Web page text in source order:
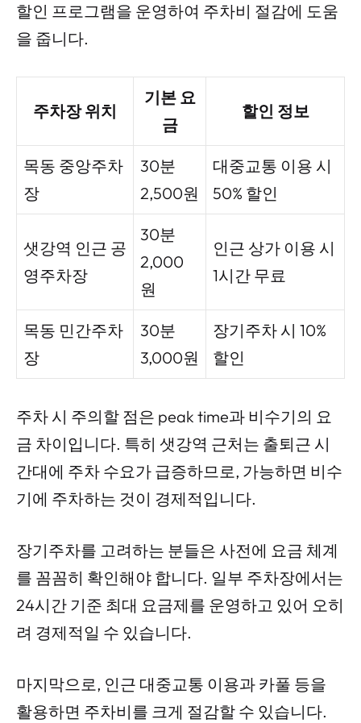
할인 프로그램을 운영하여 주차비 절감에 도움
을 줍니다.
주차장 위치
기본 요
금
할인 정보
목동 중앙주차
장
30분
2,500원
대중교통 이용 시
50% 할인
샛강역 인근 공
영주차장
30분
2,000
원
인근 상가 이용 시
1시간 무료
목동 민간주차
장
30분
3,000원
장기주차 시 10%
할인
주차 시 주의할 점은 peak time과 비수기의 요
금 차이입니다. 특히 샛강역 근처는 출퇴근 시
간대에 주차 수요가 급증하므로, 가능하면 비수
기에 주차하는 것이 경제적입니다.
장기주차를 고려하는 분들은 사전에 요금 체계
를 꼼꼼히 확인해야 합니다. 일부 주차장에서는
24시간 기준 최대 요금제를 운영하고 있어 오히
려 경제적일 수 있습니다.
마지막으로, 인근 대중교통 이용과 카풀 등을
활용하면 주차비를 크게 절감할 수 있습니다.